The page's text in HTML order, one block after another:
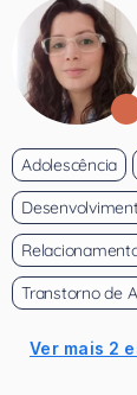
Adolescência
Transtorno de
Ver mais 2